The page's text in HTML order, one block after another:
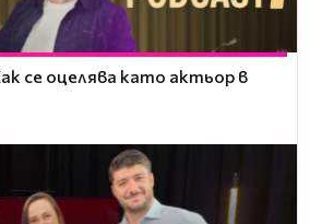
се оцелява като актьор в